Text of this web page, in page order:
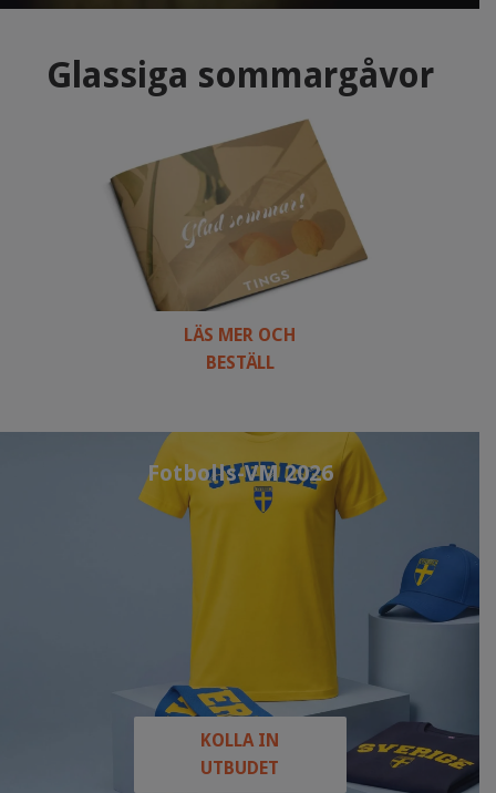
Glassiga sommargåvor
LÄS MER OCH
BESTÄLL
Fotbolls-VM 2026
KOLLA IN
UTBUDET